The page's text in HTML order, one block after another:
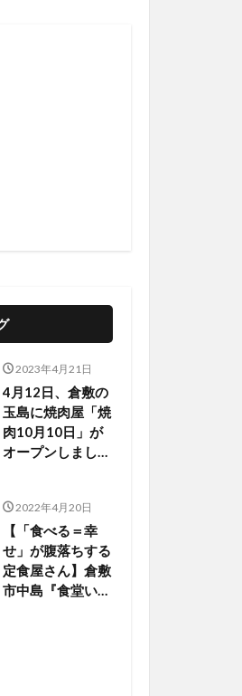
2023年4月21日
4月12日、倉敷の
玉島に焼肉屋「焼
肉10月10日」が
オープンしまし
2022年4月20日
【「食べる＝幸
せ」が腹落ちする
定食屋さん】倉敷
市中島『食堂いお